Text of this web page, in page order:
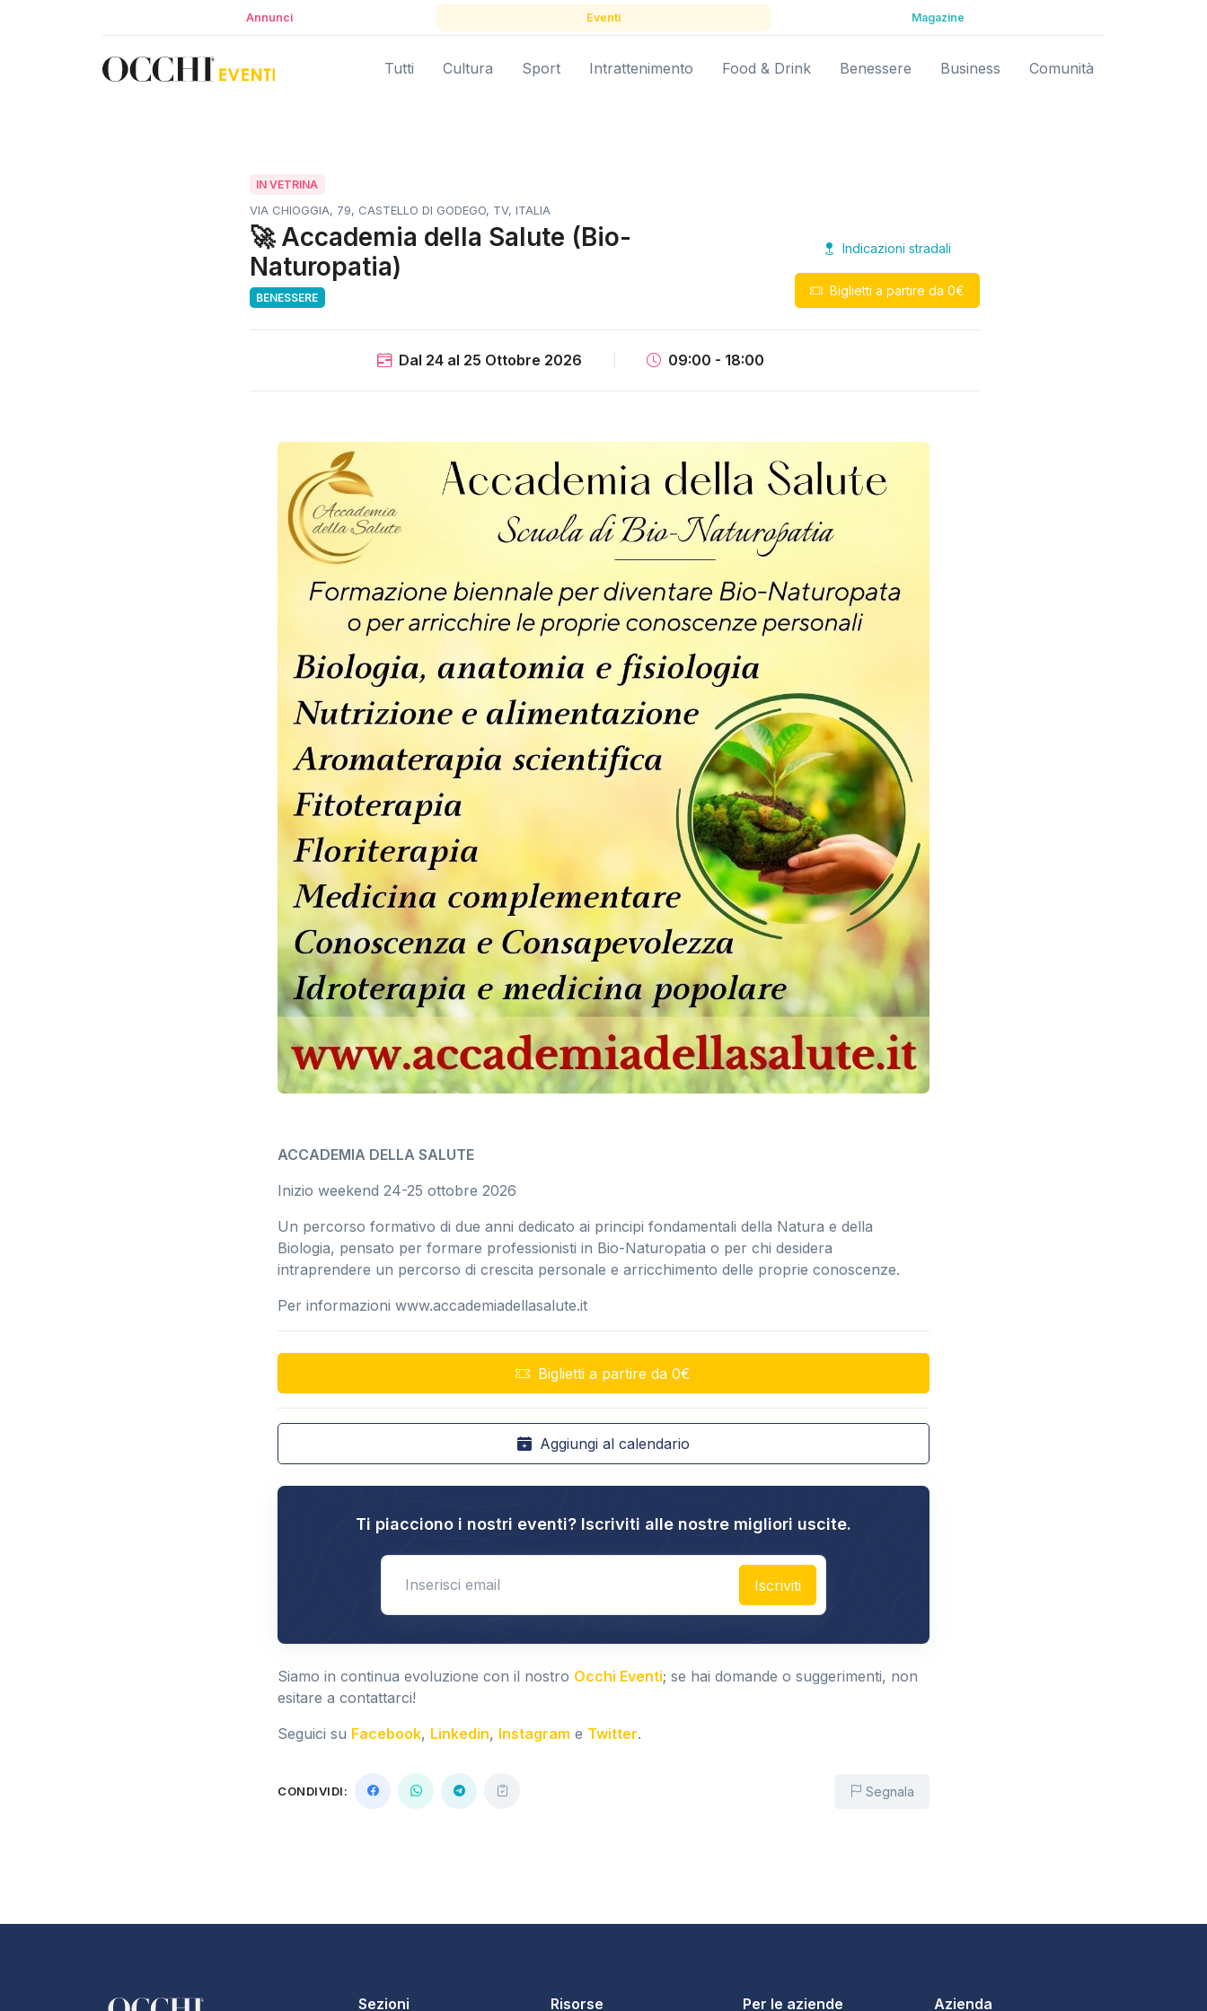
Annunci Eventi Magazine
Tutti Cultura Sport Intrattenimento Food & Drink Benessere Business Comunità
IN VETRINA
VIA CHIOGGIA, 79, CASTELLO DI GODEGO, TV, ITALIA
🚀 Accademia della Salute (Bio-
Naturopatia)
BENESSERE
Indicazioni stradali
Biglietti a partire da 0€
Dal 24 al 25 Ottobre 2026 09:00 - 18:00
ACCADEMIA DELLA SALUTE
Inizio weekend 24-25 ottobre 2026
Un percorso formativo di due anni dedicato ai principi fondamentali della Natura e della
Biologia, pensato per formare professionisti in Bio-Naturopatia o per chi desidera
intraprendere un percorso di crescita personale e arricchimento delle proprie conoscenze.
Per informazioni www.accademiadellasalute.it
Biglietti a partire da 0€
Aggiungi al calendario
Ti piacciono i nostri eventi? Iscriviti alle nostre migliori uscite.
Iscriviti
Siamo in continua evoluzione con il nostro Occhi Eventi; se hai domande o suggerimenti, non
esitare a contattarci!
Seguici su Facebook, Linkedin, Instagram e Twitter.
CONDIVIDI: Segnala
Sezioni Risorse Per le aziende Azienda